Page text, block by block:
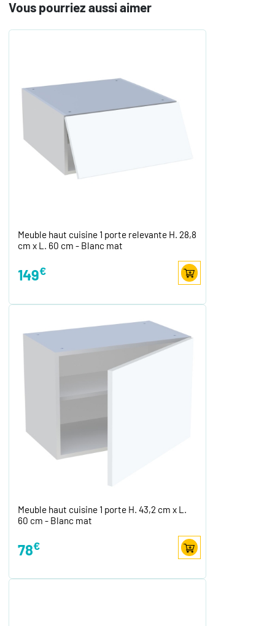
Vous pourriez aussi aimer
Meuble haut cuisine 1 porte relevante H. 28,8
cm x L. 60 cm - Blanc mat
149€
Meuble haut cuisine 1 porte H. 43,2 cm x L.
60 cm - Blanc mat
78€